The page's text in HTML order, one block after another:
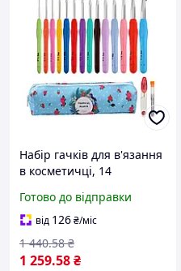
Набір гачків для в'язання
в косметичці, 14
2.0/10.0 мм
Готово до відправки
від 126₴/міс
1 259.58₴
1 440.58 ₴